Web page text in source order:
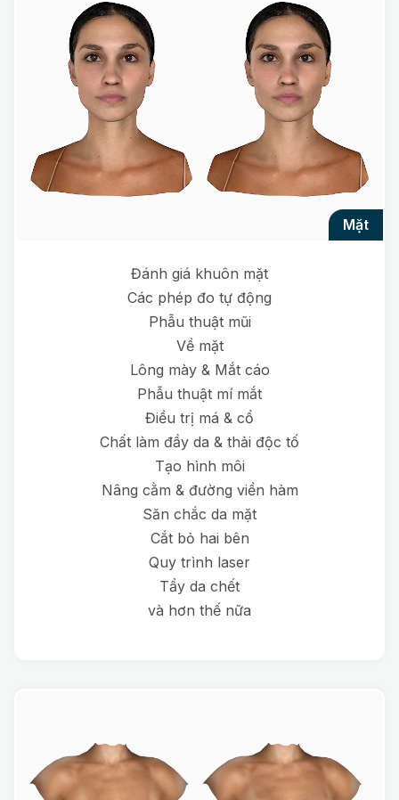
mặt
Đánh giá khuôn mặt
Các phép đo tự động
Phẫu thuật mũi
Về mặt
Lông mày & Mắt cáo
Phẫu thuật mí mắt
Điều trị má & cổ
Chất làm đầy da & thải độc tố
Tạo hình môi
Nâng cằm & đường viền hàm
Săn chắc da mặt
Cắt bỏ hai bên
Quy trình laser
Tẩy da chết
và hơn thế nữa